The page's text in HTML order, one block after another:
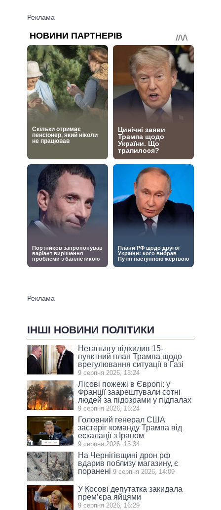
ІНШІ НОВИНИ ПОЛІТИКИ
Нетаньягу відхилив 15-
пунктний план Трампа щодо
врегулювання ситуації в Газі
9 серпня 2026, 18:24
Лісові пожежі в Європі: у
Франції заарештували сотні
людей за підозрами у підпалах
9 серпня 2026, 16:24
Головний генерал США
застеріг команду Трампа від
ескалації з Іраном
9 серпня 2026, 15:34
На Чернігівщині дрон рф
вдарив поблизу магазину, є
поранені 9 серпня 2026, 14:09
У Косові депутатка закидала
прем’єра яйцями
9 серпня 2026, 16:29